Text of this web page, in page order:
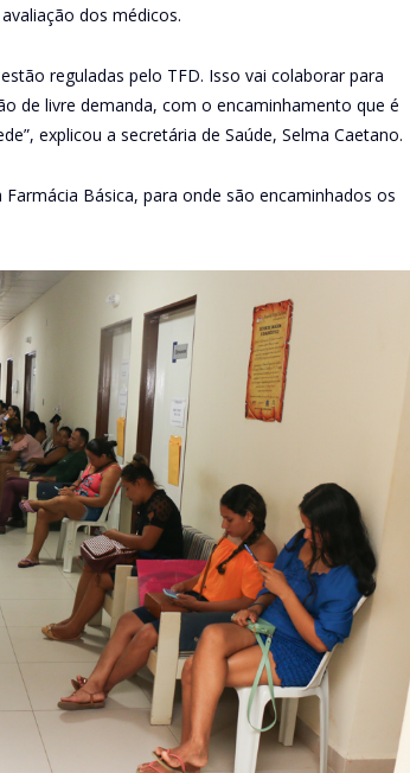
dos médicos.
reguladas pelo TFD. Isso vai colaborar para
de livre demanda, com o encaminhamento que é
explicou a secretária de Saúde, Selma Caetano.
Básica, para onde são encaminhados os